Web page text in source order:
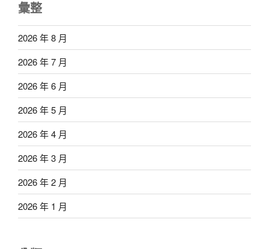
彙整
2026 年 8 月
2026 年 7 月
2026 年 6 月
2026 年 5 月
2026 年 4 月
2026 年 3 月
2026 年 2 月
2026 年 1 月